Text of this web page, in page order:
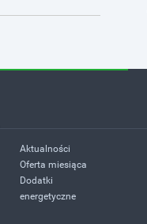
Aktualności
Oferta miesiąca
Dodatki
energetyczne